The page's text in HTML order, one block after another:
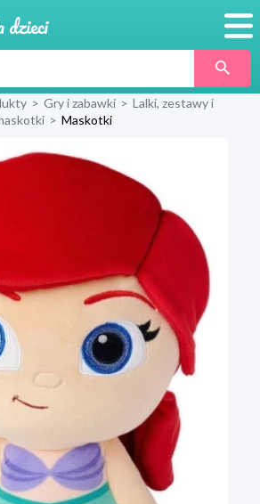
Produkty
Sklepy
> Gry i zabawki > Lalki, zestawy i
> Maskotki